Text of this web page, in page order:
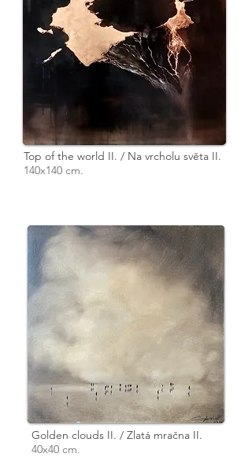
Top of the world II. / Na vrcholu světa II.
140x140 cm.
Golden clouds II. / Zlatá mračna II.
40x40 cm.